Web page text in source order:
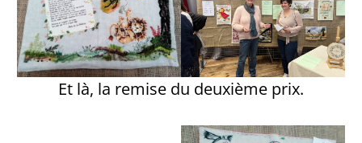
Et là, la remise du deuxième prix.